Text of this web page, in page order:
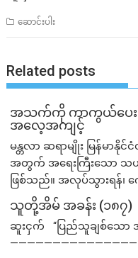
ဆောင်းပါး
Related posts
အသက်ကို ကာကွယ်ပေ
အလေ့အကျင့်
မန္တလာ ဆရာမျိုး မြန်မ
အတွက် အရေးကြီးသော သ
ဖြစ်သည်။ အလုပ်သွားရန်၊ ကျ
သူတို့အိမ် အခန်း (၁၈၇)
ဆူးငှက် “ပြည်သူချစ်သော